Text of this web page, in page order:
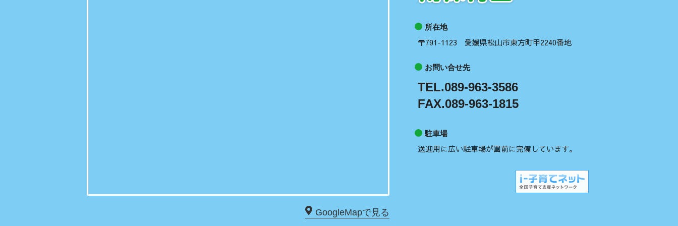
GoogleMapで見る
所在地
〒791-1123 愛媛県松山市東方町甲2240番地
お問い合せ先
TEL.089-963-3586
FAX.089-963-1815
駐車場
送迎用に広い駐車場が園前に完備しています。